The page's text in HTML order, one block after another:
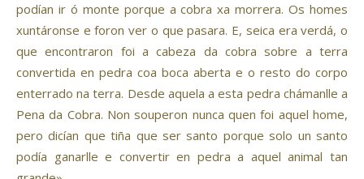
podían ir ó monte porque a cobra xa morrera. Os homes
xuntáronse e foron ver o que pasara. E, seica era verdá, o
que encontraron foi a cabeza da cobra sobre a terra
convertida en pedra coa boca aberta e o resto do corpo
enterrado na terra. Desde aquela a esta pedra chámanlle a
Pena da Cobra. Non souperon nunca quen foi aquel home,
pero dicían que tiña que ser santo porque solo un santo
podía ganarlle e convertir en pedra a aquel animal tan